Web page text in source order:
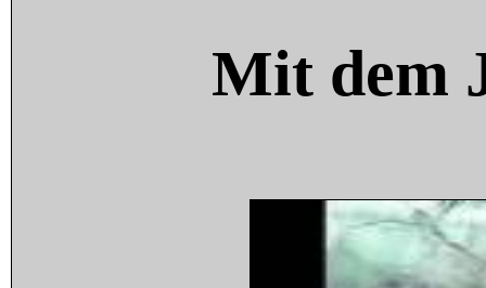
Mit dem